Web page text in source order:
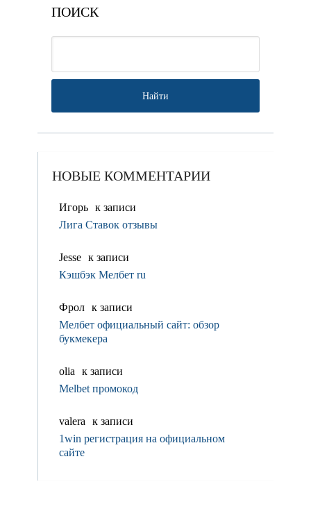
ПОИСК
НОВЫЕ КОММЕНТАРИИ
Игорь к записи
Лига Ставок отзывы
Jesse к записи
Кэшбэк Мелбет ru
Фрол к записи
Мелбет официальный сайт: обзор
букмекера
olia
к записи
Melbet промокод
valerа
к записи
1win регистрация на официальном
сайте